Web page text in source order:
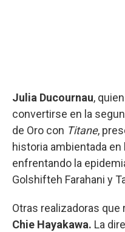
Julia Ducournau,
convertirse en la
de Oro con Titane,
historia ambientada
enfrentando la
Golshifteh Farahani y
Otras realizadoras que
Chie Hayakawa. La